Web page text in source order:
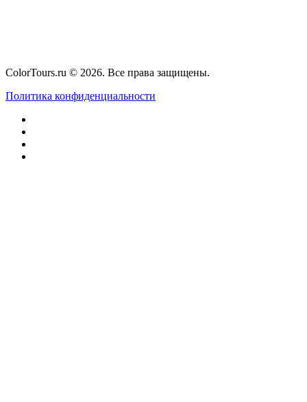
ColorTours.ru © 2026. Все права защищены.
Политика конфиденциальности